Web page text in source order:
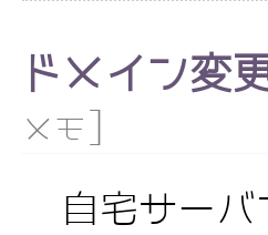
ドメイン変
メモ
自宅サーバ